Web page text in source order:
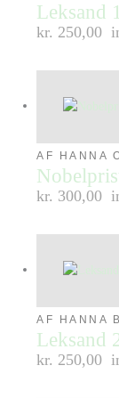
Leksand
kr. 250,00
AF HANNA
kr. 300,00
AF HANNA
Leksand
kr. 250,00